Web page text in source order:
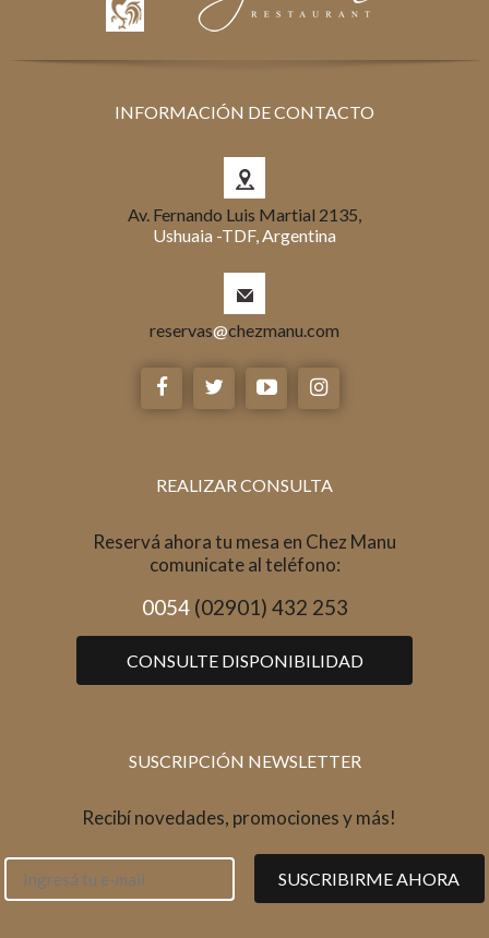
INFORMACIÓN DE CONTACTO
Av. Fernando Luis Martial 2135,
Ushuaia -TDF, Argentina
reservas@chezmanu.com
REALIZAR CONSULTA
Reservá ahora tu mesa en Chez Manu
comunicate al teléfono:
0054(02901) 432 253
CONSULTE DISPONIBILIDAD
SUSCRIPCIÓN NEWSLETTER
Recibí novedades, promociones y más!
SUSCRIBIRME AHORA